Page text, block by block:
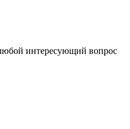
интересующий вопрос